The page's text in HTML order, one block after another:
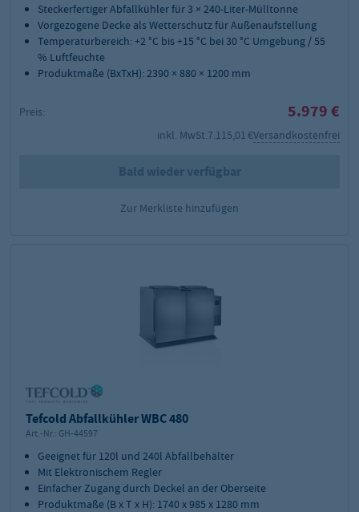
Steckerfertiger Abfallkühler für 3 × 240-Liter-Mülltonne
Vorgezogene Decke als Wetterschutz für Außenaufstellung
Temperaturbereich: +2 °C bis +15 °C bei 30 °C Umgebung / 55
% Luftfeuchte
Produktmaße (BxTxH): 2390 × 880 × 1200 mm
Preis: 5.979 €
inkl. MwSt.7.115,01 €Versandkostenfrei
Bald wieder verfügbar
Zur Merkliste hinzufügen
Tefcold Abfallkühler WBC 480
Art.-Nr.: GH-44597
Geeignet für 120l und 240l Abfallbehälter
Mit Elektronischem Regler
Einfacher Zugang durch Deckel an der Oberseite
Produktmaße (B x T x H): 1740 x 985 x 1280 mm